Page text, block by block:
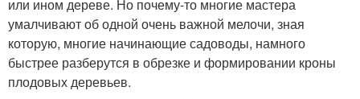
или ином дереве. Но почему-то многие мастера
умалчивают об одной очень важной мелочи, зная
которую, многие начинающие садоводы, намного
быстрее разберутся в обрезке и формировании кроны
плодовых деревьев.